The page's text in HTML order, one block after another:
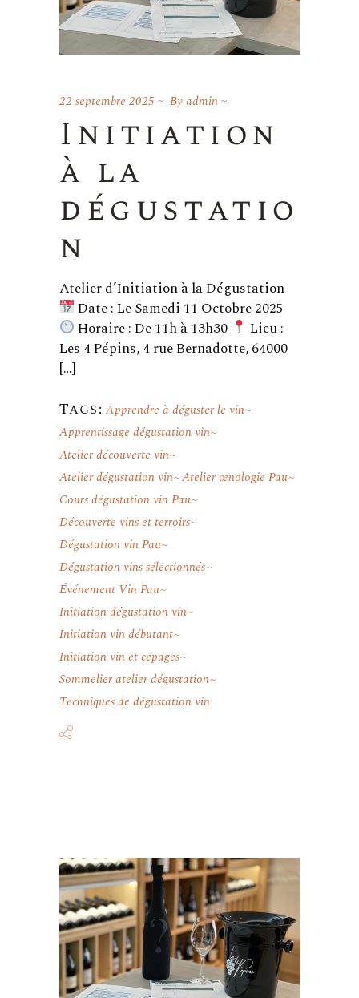
22 septembre 2025 Byadmin
Initiation
à la
dégustatio
n
Atelier d’Initiation à la Dégustation
Date : Le Samedi 11 Octobre 2025
Horaire : De 11h à 13h30
Lieu :
Les 4 Pépins, 4 rue Bernadotte, 64000
[…]
Tags: Apprendre à déguster le vin
Apprentissage dégustation vin
Atelier découverte vin
Atelier dégustation vin Atelier œnologie Pau
Cours dégustation vin Pau
Découverte vins et terroirs
Dégustation vin Pau
Dégustation vins sélectionnés
Événement Vin Pau
Initiation dégustation vin
Initiation vin débutant
Initiation vin et cépages
Sommelier atelier dégustation
Techniques de dégustation vin